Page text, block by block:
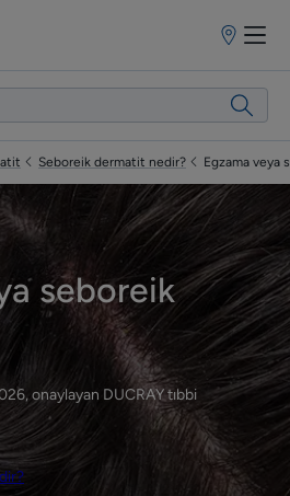
Satış
Seboreik dermatit nedir? Egzama veya
seboreik
, onaylayan DUCRAY tıbbi